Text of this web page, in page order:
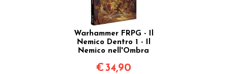
Warhammer FRPG - Il
Nemico Dentro 1 - Il
Nemico nell'Ombra
€34,90